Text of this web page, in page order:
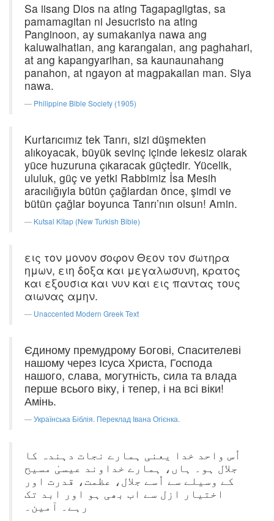
Sa iisang Dios na ating Tagapagligtas, sa
pamamagitan ni Jesucristo na ating
Panginoon, ay sumakaniya nawa ang
kaluwalhatian, ang karangalan, ang paghahari,
at ang kapangyarihan, sa kaunaunahang
panahon, at ngayon at magpakailan man. Siya
nawa.
Philippine Bible Society (1905)
Kurtarıcımız tek Tanrı, sizi düşmekten
alıkoyacak, büyük sevinç içinde lekesiz olarak
yüce huzuruna çıkaracak güçtedir. Yücelik,
ululuk, güç ve yetki Rabbimiz İsa Mesih
aracılığıyla bütün çağlardan önce, şimdi ve
bütün çağlar boyunca Tanrı’nın olsun! Amin.
Kutsal Kitap (New Turkish Bible)
εις τον μονον σοφον Θεον τον σωτηρα
ημων, ειη δοξα και μεγαλωσυνη, κρατος
και εξουσια και νυν και εις παντας τους
αιωνας αμην.
Unaccented Modern Greek Text
Єдиному премудрому Богові, Спасителеві
нашому через Ісуса Христа, Господа
нашого, слава, могутність, сила та влада
перше всього віку, і тепер, і на всі віки!
Амінь.
Українська Біблія. Переклад Івана Огієнка.
اُس واحد خدا یعنی ہمارے نجات دہندہ کا
جلال ہو۔ ہاں، ہمارے خداوند عیسیٰ مسیح
کے وسیلے سے اُسے جلال، عظمت، قدرت اور
اختیار ازل سے اب بھی ہو اور ابد تک
رہے۔ آمین۔